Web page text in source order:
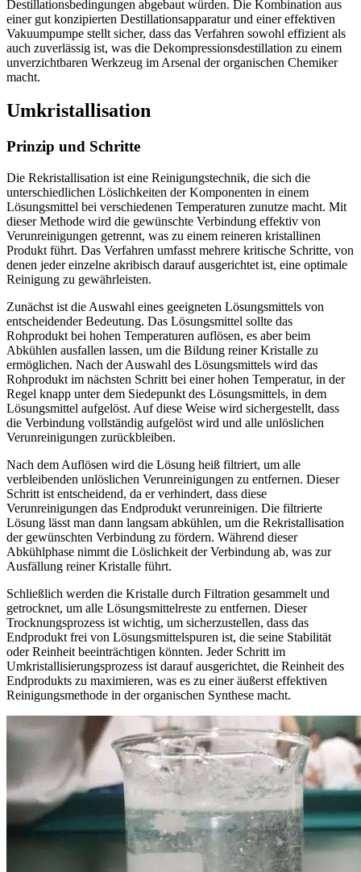
Destillationsbedingungen abgebaut würden. Die Kombination aus
einer gut konzipierten Destillationsapparatur und einer effektiven
Vakuumpumpe stellt sicher, dass das Verfahren sowohl effizient als
auch zuverlässig ist, was die Dekompressionsdestillation zu einem
unverzichtbaren Werkzeug im Arsenal der organischen Chemiker
macht.
Umkristallisation
Prinzip und Schritte
Die Rekristallisation ist eine Reinigungstechnik, die sich die
unterschiedlichen Löslichkeiten der Komponenten in einem
Lösungsmittel bei verschiedenen Temperaturen zunutze macht. Mit
dieser Methode wird die gewünschte Verbindung effektiv von
Verunreinigungen getrennt, was zu einem reineren kristallinen
Produkt führt. Das Verfahren umfasst mehrere kritische Schritte, von
denen jeder einzelne akribisch darauf ausgerichtet ist, eine optimale
Reinigung zu gewährleisten.
Zunächst ist die Auswahl eines geeigneten Lösungsmittels von
entscheidender Bedeutung. Das Lösungsmittel sollte das
Rohprodukt bei hohen Temperaturen auflösen, es aber beim
Abkühlen ausfallen lassen, um die Bildung reiner Kristalle zu
ermöglichen. Nach der Auswahl des Lösungsmittels wird das
Rohprodukt im nächsten Schritt bei einer hohen Temperatur, in der
Regel knapp unter dem Siedepunkt des Lösungsmittels, in dem
Lösungsmittel aufgelöst. Auf diese Weise wird sichergestellt, dass
die Verbindung vollständig aufgelöst wird und alle unlöslichen
Verunreinigungen zurückbleiben.
Nach dem Auflösen wird die Lösung heiß filtriert, um alle
verbleibenden unlöslichen Verunreinigungen zu entfernen. Dieser
Schritt ist entscheidend, da er verhindert, dass diese
Verunreinigungen das Endprodukt verunreinigen. Die filtrierte
Lösung lässt man dann langsam abkühlen, um die Rekristallisation
der gewünschten Verbindung zu fördern. Während dieser
Abkühlphase nimmt die Löslichkeit der Verbindung ab, was zur
Ausfällung reiner Kristalle führt.
Schließlich werden die Kristalle durch Filtration gesammelt und
getrocknet, um alle Lösungsmittelreste zu entfernen. Dieser
Trocknungsprozess ist wichtig, um sicherzustellen, dass das
Endprodukt frei von Lösungsmittelspuren ist, die seine Stabilität
oder Reinheit beeinträchtigen könnten. Jeder Schritt im
Umkristallisierungsprozess ist darauf ausgerichtet, die Reinheit des
Endprodukts zu maximieren, was es zu einer äußerst effektiven
Reinigungsmethode in der organischen Synthese macht.